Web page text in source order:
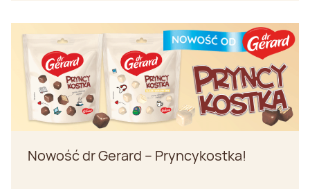
Nowość dr Gerard – Pryncykostka!